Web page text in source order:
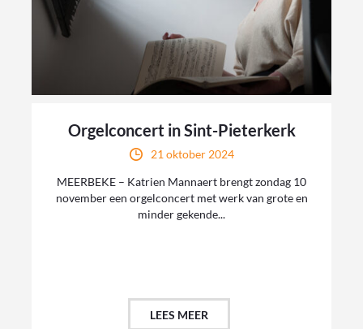
Orgelconcert in Sint-Pieterkerk
21 oktober 2024
MEERBEKE – Katrien Mannaert brengt zondag 10
november een orgelconcert met werk van grote en
minder gekende...
LEES MEER